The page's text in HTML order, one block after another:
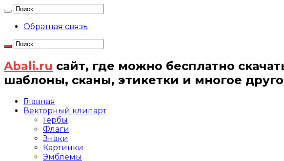
Обратная связь
Abali.ru сайт, где можно бесплатно
шаблоны, сканы, этикетки и многое
Главная
Векторный клипарт
Гербы
Флаги
Знаки
Картинки
Эмблемы